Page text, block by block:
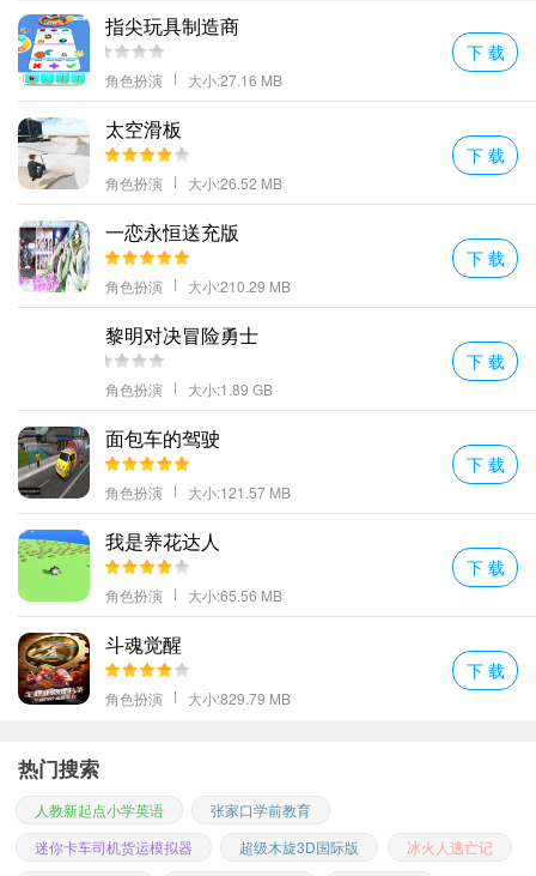
轻松升级一键自动告别繁琐日常!在魔兽中登上你人生的巅峰!
清晰的画面质量大量的挑战让你享受休闲的游戏时光。
上线升级送V上线钻石每升一级额外送钻石!!
指尖玩具制造商
角色扮演 大小:27.16 MB
下 载
太空滑板
角色扮演 大小:26.52 MB
下 载
一恋永恒送充版
角色扮演 大小:210.29 MB
下 载
黎明对决冒险勇士
角色扮演 大小:1.89 GB
下 载
面包车的驾驶
角色扮演 大小:121.57 MB
下 载
我是养花达人
角色扮演 大小:65.56 MB
下 载
斗魂觉醒
角色扮演 大小:829.79 MB
下 载
热门搜索
人教新起点小学英语
张家口学前教育
迷你卡车司机货运模拟器
超级木旋3D国际版
冰火人逃亡记